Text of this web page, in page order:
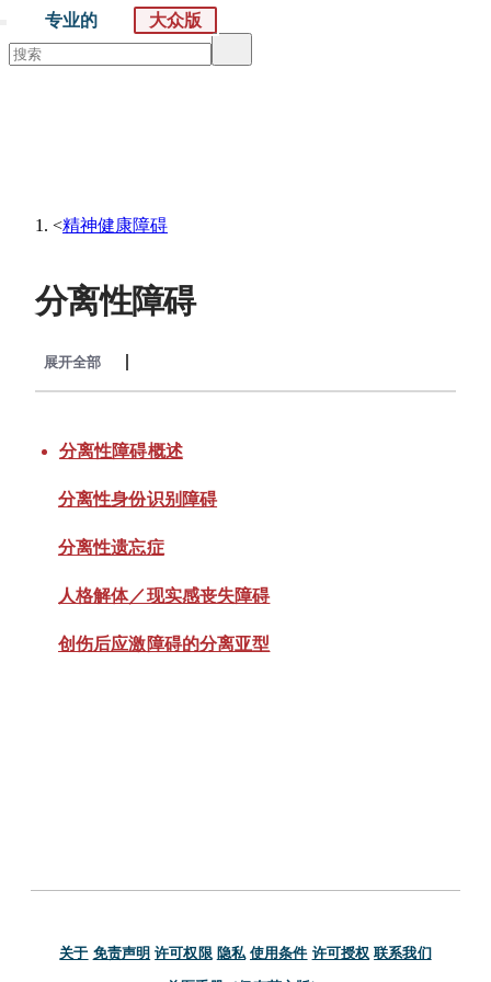
专业的 大众版
<精神健康障碍
分离性障碍
展开全部
分离性障碍概述
分离性身份识别障碍
分离性遗忘症
人格解体／现实感丧失障碍
创伤后应激障碍的分离亚型
关于 免责声明 许可权限 隐私 使用条件 许可授权 联系我们